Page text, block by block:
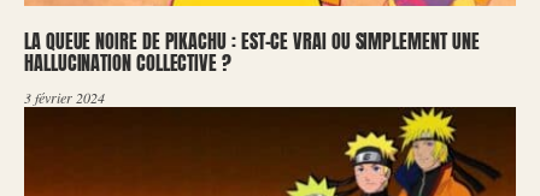
LA QUEUE NOIRE DE PIKACHU : EST-CE VRAI OU SIMPLEMENT UNE
HALLUCINATION COLLECTIVE ?
3 février 2024